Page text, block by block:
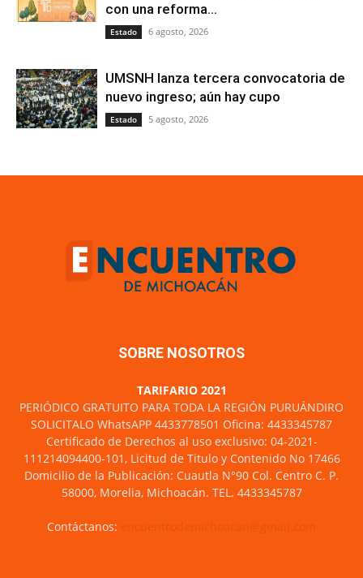
con una reforma...
Estado 6 agosto, 2026
UMSNH lanza tercera convocatoria de
nuevo ingreso; aún hay cupo
Estado 5 agosto, 2026
SOBRE NOSOTROS
TARIFARIO 2021
PERIÓDICO GRATUITO PARA TODA LA REGIÓN PURUÁNDIRO
SOLICITALO WhatsAPP 4433778501 Oficina: 4433345787
Certificado de Derechos al uso exclusivo: 04-2021-
111214094400-101, Licitud de Titulo y Contenido No 17466
Domicilio de la Publicación: Cuautla N°90 Col. Centro C. P.
58000, Morelia, Michoacán. TEL. 4433345787
Contáctanos: